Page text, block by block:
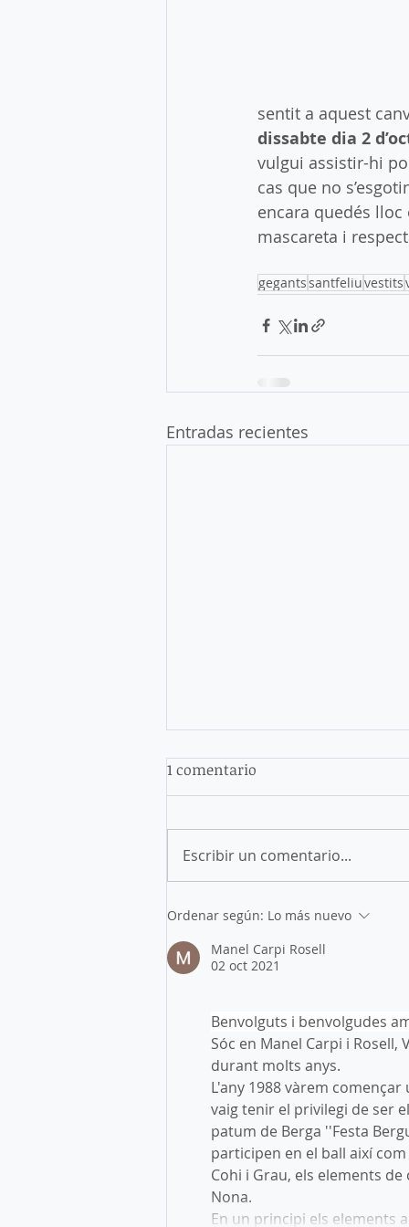
sentit a aquest
dissabte dia 2
vulgui assistir-hi
cas que no
encara quedés lloc
mascareta i
gegantssantfeliuvestits
Entradas recientes
Exposició 75è Aniversari
1 comentario
Escribir un comentario...
Ordenar según: Lo más nuevo
Manel Carpi Rosell
02 oct 2021
Benvolguts i benvolgudes
Sóc en Manel Carpi i
durant molts anys.
L'any 1988 vàrem
vaig tenir el privilegi de ser
patum de Berga ''Festa
participen en el ball així
Cohi i Grau, els elements
Nona.
En un principi els elements